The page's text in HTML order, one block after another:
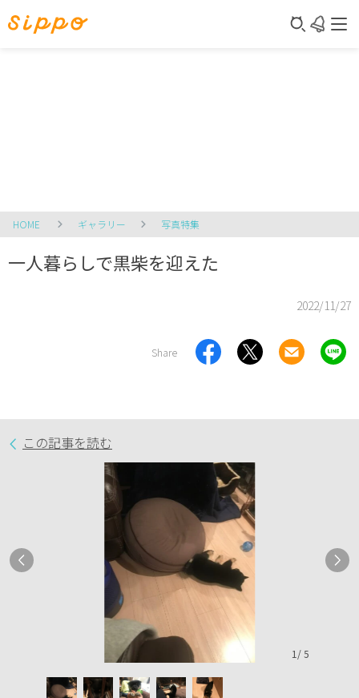
HOME ギャラリー 写真特集
一人暮らしで黒柴を迎えた
2022/11/27
Share
この記事を読む
1 /5